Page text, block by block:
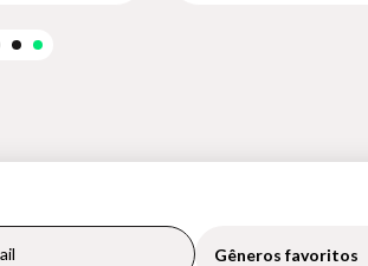
Gêneros favoritos